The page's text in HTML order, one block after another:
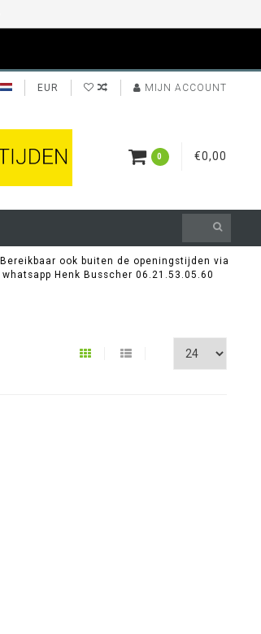
EUR MIJN ACCOUNT
0 €0,00
Bereikbaar ook buiten de openingstijden via
whatsapp Henk Busscher 06.21.53.05.60